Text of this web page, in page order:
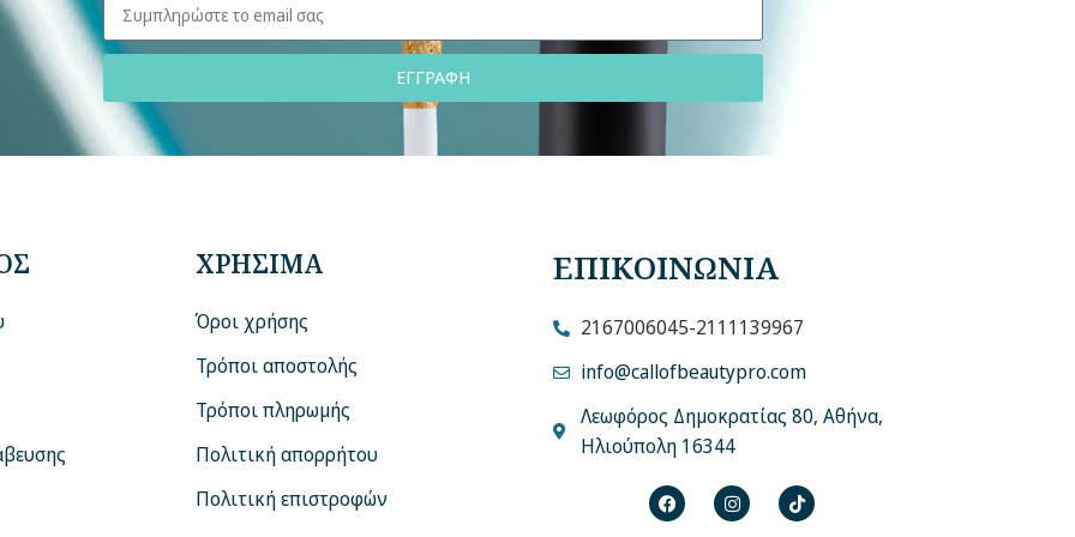
ΕΓΓΡΑΦΗ
ΧΡΗΣΙΜΑ
Όροι χρήσης
Τρόποι αποστολής
Τρόποι πληρωμής
Πολιτική απορρήτου
Πολιτική επιστροφών
ΕΠΙΚΟΙΝΩΝΙΑ
2167006045-2111139967
info@callofbeautypro.com
Λεωφόρος Δημοκρατίας 80, Αθήνα,
Ηλιούπολη 16344